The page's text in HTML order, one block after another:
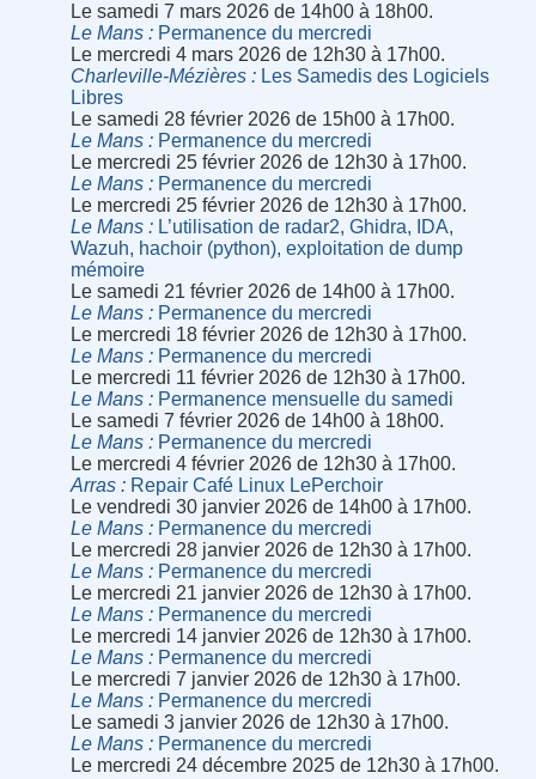
Le samedi 7 mars 2026 de 14h00 à 18h00.
Le Mans
Permanence du mercredi
Le mercredi 4 mars 2026 de 12h30 à 17h00.
Charleville-Mézières
Les Samedis des Logiciels
Libres
Le samedi 28 février 2026 de 15h00 à 17h00.
Le Mans
Permanence du mercredi
Le mercredi 25 février 2026 de 12h30 à 17h00.
Le Mans
Permanence du mercredi
Le mercredi 25 février 2026 de 12h30 à 17h00.
Le Mans
L’utilisation de radar2, Ghidra, IDA,
Wazuh, hachoir (python), exploitation de dump
mémoire
Le samedi 21 février 2026 de 14h00 à 17h00.
Le Mans
Permanence du mercredi
Le mercredi 18 février 2026 de 12h30 à 17h00.
Le Mans
Permanence du mercredi
Le mercredi 11 février 2026 de 12h30 à 17h00.
Le Mans
Permanence mensuelle du samedi
Le samedi 7 février 2026 de 14h00 à 18h00.
Le Mans
Permanence du mercredi
Le mercredi 4 février 2026 de 12h30 à 17h00.
Arras
Repair Café Linux LePerchoir
Le vendredi 30 janvier 2026 de 14h00 à 17h00.
Le Mans
Permanence du mercredi
Le mercredi 28 janvier 2026 de 12h30 à 17h00.
Le Mans
Permanence du mercredi
Le mercredi 21 janvier 2026 de 12h30 à 17h00.
Le Mans
Permanence du mercredi
Le mercredi 14 janvier 2026 de 12h30 à 17h00.
Le Mans
Permanence du mercredi
Le mercredi 7 janvier 2026 de 12h30 à 17h00.
Le Mans
Permanence du mercredi
Le samedi 3 janvier 2026 de 12h30 à 17h00.
Le Mans
Permanence du mercredi
Le mercredi 24 décembre 2025 de 12h30 à 17h00.